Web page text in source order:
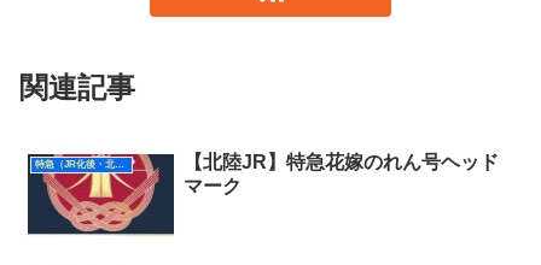
関連記事
特急（JR化後・北陸）
【北陸JR】特急花嫁のれん号ヘッド
マーク